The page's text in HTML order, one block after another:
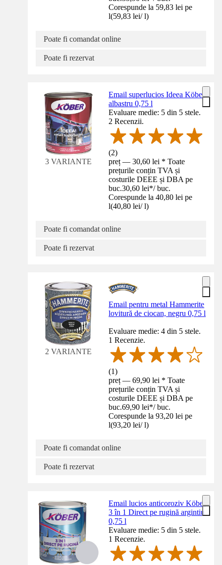
Corespunde la 59,83 lei pe
l(59,83 lei/ l)
Poate fi comandat online
Poate fi rezervat
3 VARIANTE
Email superlucios Ideea Köber
albastru 0,75 l
Evaluare medie: 5 din 5 stele.
2 Recenzii.
(2)
preț — 30,60 lei * Toate
prețurile conțin TVA și
costurile DEEE și DBA pe
buc.30,60 lei*/ buc.
Corespunde la 40,80 lei pe
l(40,80 lei/ l)
Poate fi comandat online
Poate fi rezervat
2 VARIANTE
Email pentru metal Hammerite
lovitură de ciocan, negru 0,75 l
Evaluare medie: 4 din 5 stele.
1 Recenzie.
(1)
preț — 69,90 lei * Toate
prețurile conțin TVA și
costurile DEEE și DBA pe
buc.69,90 lei*/ buc.
Corespunde la 93,20 lei pe
l(93,20 lei/ l)
Poate fi comandat online
Poate fi rezervat
Email lucios anticoroziv Köber
3 în 1 Direct pe rugină argintiu
0,75 l
Evaluare medie: 5 din 5 stele.
1 Recenzie.